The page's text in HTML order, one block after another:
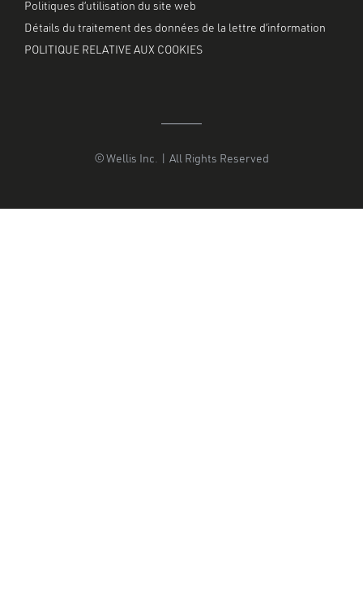
Politiques d’utilisation du site web
Détails du traitement des données de la lettre d’information
POLITIQUE RELATIVE AUX COOKIES
© Wellis Inc. | All Rights Reserved